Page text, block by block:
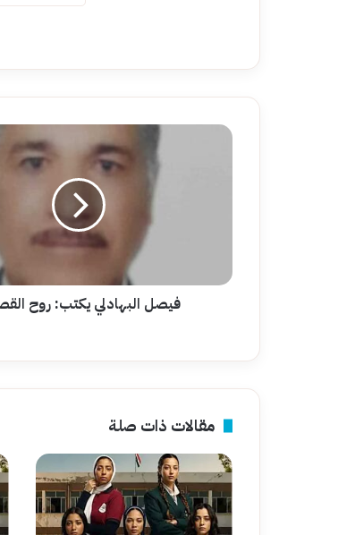
فيصل
فيصل البهادلي يكتب: روح
مقالات ذات صلة